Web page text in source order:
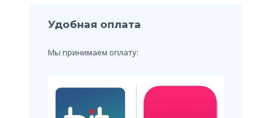
Удобная оплата
Мы принимаем оплату: